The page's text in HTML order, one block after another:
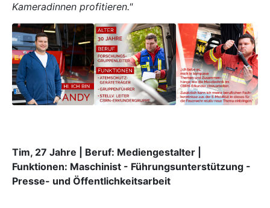
Kameradinnen profitieren."
Tim, 27 Jahre | Beruf: Mediengestalter |
Funktionen: Maschinist - Führungsunterstützung -
Presse- und Öffentlichkeitsarbeit